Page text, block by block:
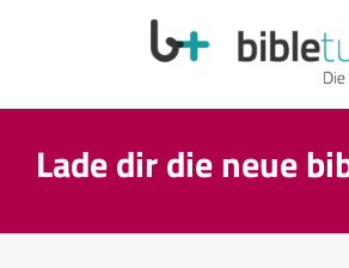
Lade dir die neue